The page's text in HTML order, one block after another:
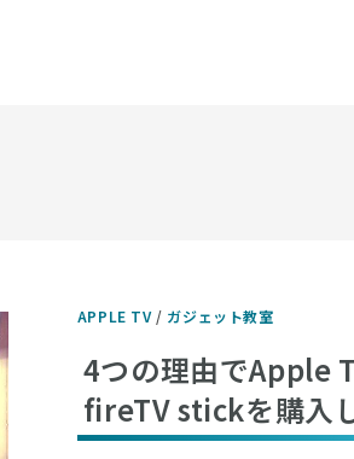
APPLE TV/ ガジェット教室
4つの理由でApple
fireTV stickを購入